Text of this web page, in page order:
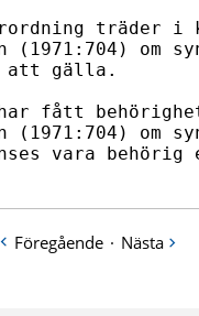
träder i
(1971:704) om
att gälla.
har fått
(1971:704) om
vara
Föregående · Nästa